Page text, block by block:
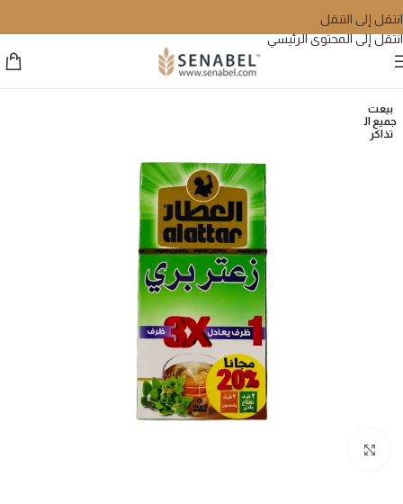
انتقل إلى التنقل
انتقل إلى المحتوى الرئيسي
بيعت
جميع ال
تذاكر